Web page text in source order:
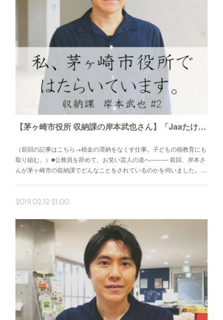
【茅ヶ崎市役所 収納課の岸本武也さん】「Jaaたけや」としても茅ヶ崎を盛り上げたい。湘南茅ヶ崎発のお笑いライブ「茅ケ崎-1グランプリ（チガワン）」
（前回の記事はこちら→税金の滞納をなくす仕事。子どもの税教育にも
取り組む。）■公務員を辞めて、お笑い芸人の道へ――― 前回、岸本さ
んが茅ヶ崎市の収納課でどんなことをされているのかを伺いました。…
2019.02.12 21:00